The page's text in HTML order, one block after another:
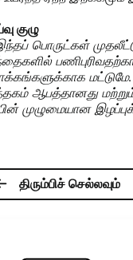
குழு
இந்தப் பொருட்கள்
மட்டுமே.
ஆபத்தானது
முழுமையான
திரும்பிச் செல்லவும்